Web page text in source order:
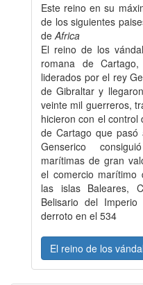
Este reino en su
de los siguientes
deAfrica
El reino de los
romana de
liderados por el rey
de Gibraltar y
veinte mil guerreros,
hicieron con el control
de Cartago que
Genserico
marítimas de gran
el comercio marítimo
las islas Baleares,
Belisario del
derroto en el 534
El reino de los